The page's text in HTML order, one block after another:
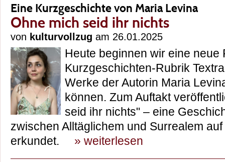
Eine Kurzgeschichte von Maria Levina
Ohne mich seid ihr nichts
von kulturvollzug am 26.01.2025
Heute beginnen wir eine neue
Kurzgeschichten-Rubrik
Werke der Autorin Maria
können. Zum Auftakt
seid ihr nichts" – eine
zwischen Alltäglichem und Surrealem
erkundet. » weiterlesen